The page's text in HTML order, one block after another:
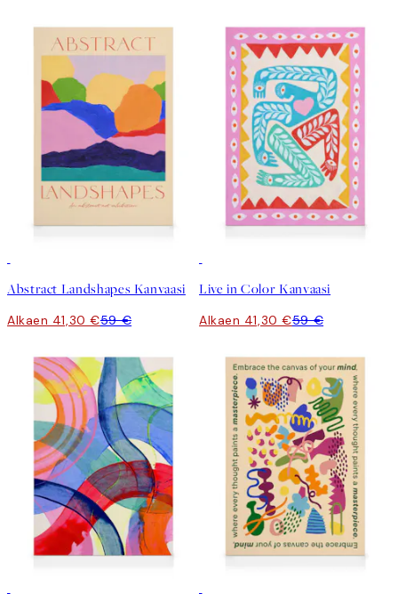
Abstract Landshapes Kanvaasi
Alkaen 41,30 €59 €
Live in Color Kanvaasi
Alkaen 41,30 €59 €